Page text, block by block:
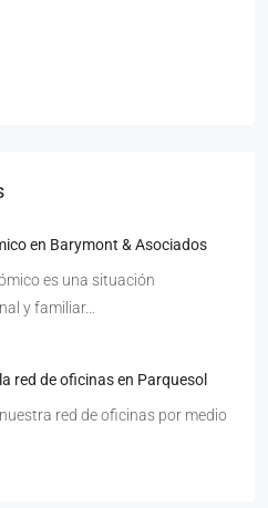
en Barymont & Asociados
es una situación
y familiar…
red de oficinas en Parquesol
red de oficinas por medio